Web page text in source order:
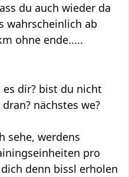
du auch wieder da
wahrscheinlich ab
ohne ende.....
es dir? bist du nicht
nächstes we?
sehe, werdens
pro
denn bissl erholen